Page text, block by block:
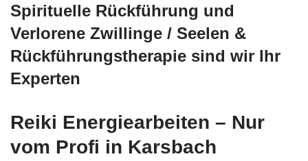
Spirituelle Rückführung und
Verlorene Zwillinge / Seelen &
Rückführungstherapie sind wir Ihr
Experten
Reiki Energiearbeiten – Nur
vom Profi in Karsbach